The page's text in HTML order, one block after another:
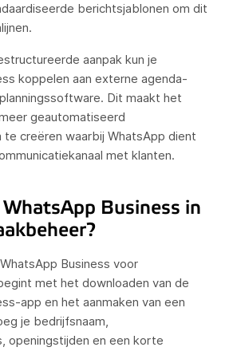
berichtsjablonen om dit
aanpak kun je
koppelen aan externe agenda-
Dit maakt het
geautomatiseerd
creëren waarbij WhatsApp dient
met klanten.
Business in
Business voor
met het downloaden van de
app en het aanmaken van een
je bedrijfsnaam,
openingstijden en een korte